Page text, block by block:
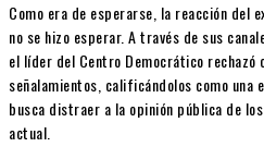
Como era de esperarse, la reacción del
no se hizo esperar. A través de sus
el líder del Centro Democrático rechazó
señalamientos, calificándolos como
busca distraer a la opinión pública de
actual.